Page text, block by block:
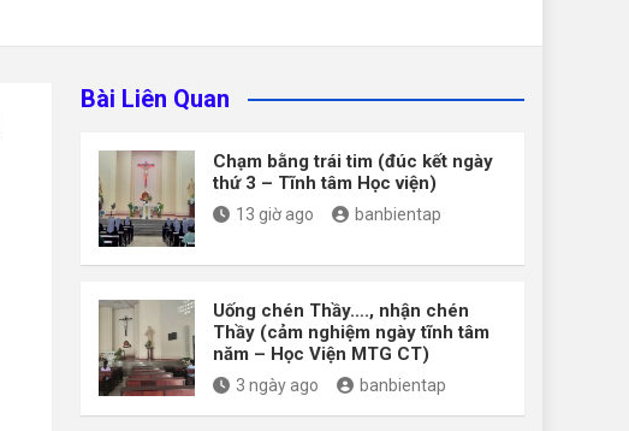
Bài Liên Quan
Chạm bằng trái tim (đúc kết ngày
thứ 3 – Tĩnh tâm Học viện)
13 giờ ago banbientap
Uống chén Thầy…., nhận chén
Thầy (cảm nghiệm ngày tĩnh tâm
năm – Học Viện MTG CT)
3 ngày ago banbientap